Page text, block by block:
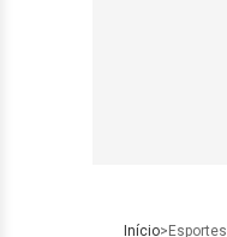
Início> Esportes